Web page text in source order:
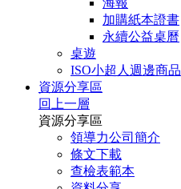
海報
加購紙本證書
永續公益桌曆
桌遊
ISO小超人週邊商品
資源分享區
回上一層
資源分享區
領導力公司簡介
條文下載
查檢表範本